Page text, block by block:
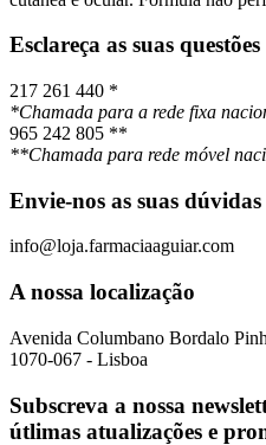
Esclareça as suas questões
217 261 440 *
*Chamada para a rede fixa
965 242 805 **
**Chamada para rede móvel
Envie-nos as suas dúvidas
info@loja.farmaciaaguiar.com
A nossa localização
Avenida Columbano Bordalo
1070-067 - Lisboa
Subscreva a nossa
útlimas atualizações e